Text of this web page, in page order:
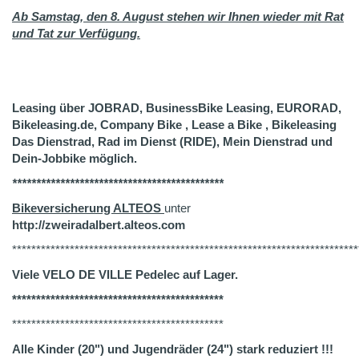
Ab Samstag, den 8. August stehen wir Ihnen wieder mit Rat
und Tat zur Verfügung.
Leasing über JOBRAD, BusinessBike Leasing, EURORAD,
Bikeleasing.de, Company Bike , Lease a Bike , Bikeleasing
Das Dienstrad, Rad im Dienst (RIDE), Mein Dienstrad und
Dein-Jobbike möglich.
********************************************
Bikeversicherung ALTEOS unter
http://zweiradalbert.alteos.com
Viele VELO DE VILLE Pedelec auf Lager.
********************************************
********************************************
Alle Kinder (20") und Jugendräder (24") stark reduziert !!!